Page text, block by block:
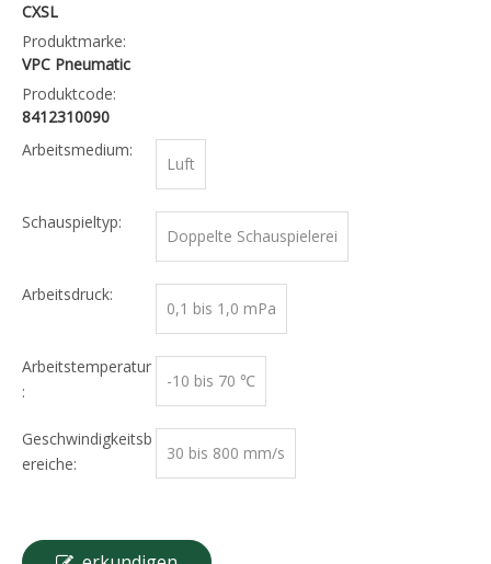
CXSL
Produktmarke:
VPC Pneumatic
Produktcode:
8412310090
Arbeitsmedium:
Luft
Schauspieltyp:
Doppelte Schauspielerei
Arbeitsdruck:
0,1 bis 1,0 mPa
Arbeitstemperatur
:
-10 bis 70 ℃
Geschwindigkeitsb
ereiche:
30 bis 800 mm/s